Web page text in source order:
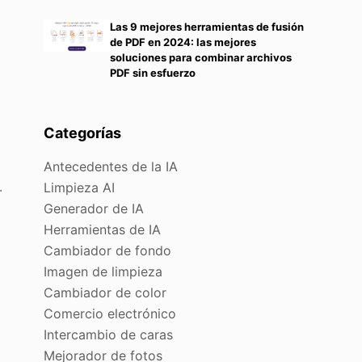
Las 9 mejores herramientas de fusión
de PDF en 2024: las mejores
soluciones para combinar archivos
PDF sin esfuerzo
Categorías
Antecedentes de la IA
Limpieza AI
Generador de IA
Herramientas de IA
Cambiador de fondo
Imagen de limpieza
Cambiador de color
Comercio electrónico
Intercambio de caras
Mejorador de fotos